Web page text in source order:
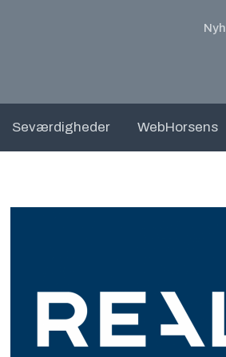
Seværdigheder WebHorsens